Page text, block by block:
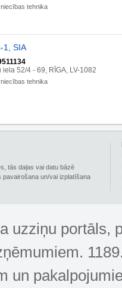
tehnika
1, SIA
iela 52/4 - 69, RĪGA, LV-1082
tehnika
tās daļas vai datu bāzē
pavairošana un/vai izplatīšana
uzziņu portāls,
un